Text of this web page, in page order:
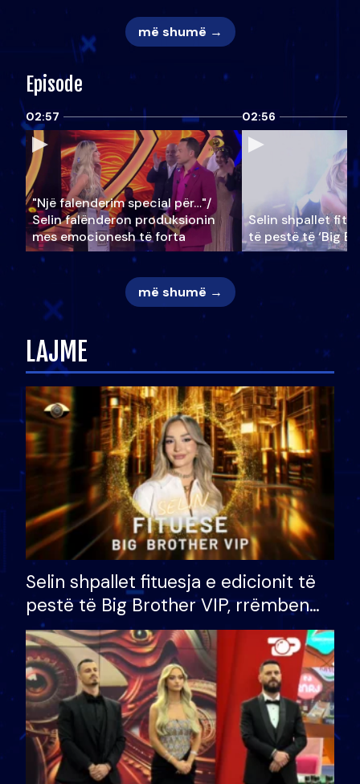
më shumë →
Episode
02:57
"Një falenderim special për…"/
Selin falënderon produksionin
mes emocionesh të forta
02:56
Selin shpallet
të pestë të ‘Big
më shumë →
LAJME
Selin shpallet fituesja e edicionit të
pestë të Big Brother VIP, rrëmben
çmimin e madh prej 100 mijë eurosh